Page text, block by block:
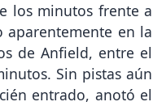
los minutos frente a
aparentemente en la
de Anfield, entre el
Sin pistas aún
entrado, anotó el